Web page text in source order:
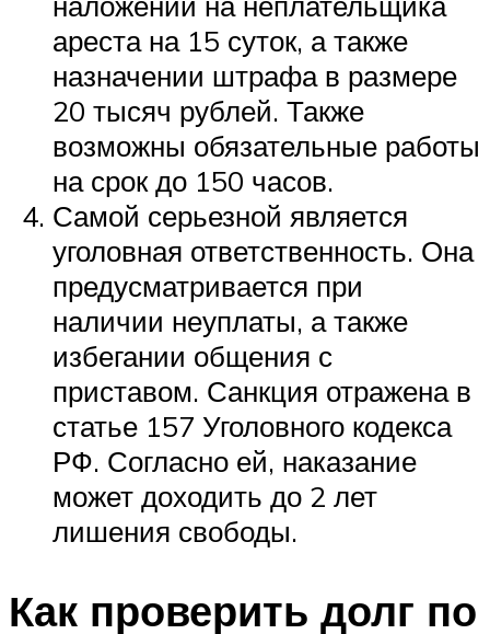
ареста на 15 суток, а также
назначении штрафа в размере
20 тысяч рублей. Также
возможны обязательные работы
на срок до 150 часов.
Самой серьезной является
уголовная ответственность. Она
предусматривается при
наличии неуплаты, а также
избегании общения с
приставом. Санкция отражена в
статье 157 Уголовного кодекса
РФ. Согласно ей, наказание
может доходить до 2 лет
лишения свободы.
Как проверить долг по